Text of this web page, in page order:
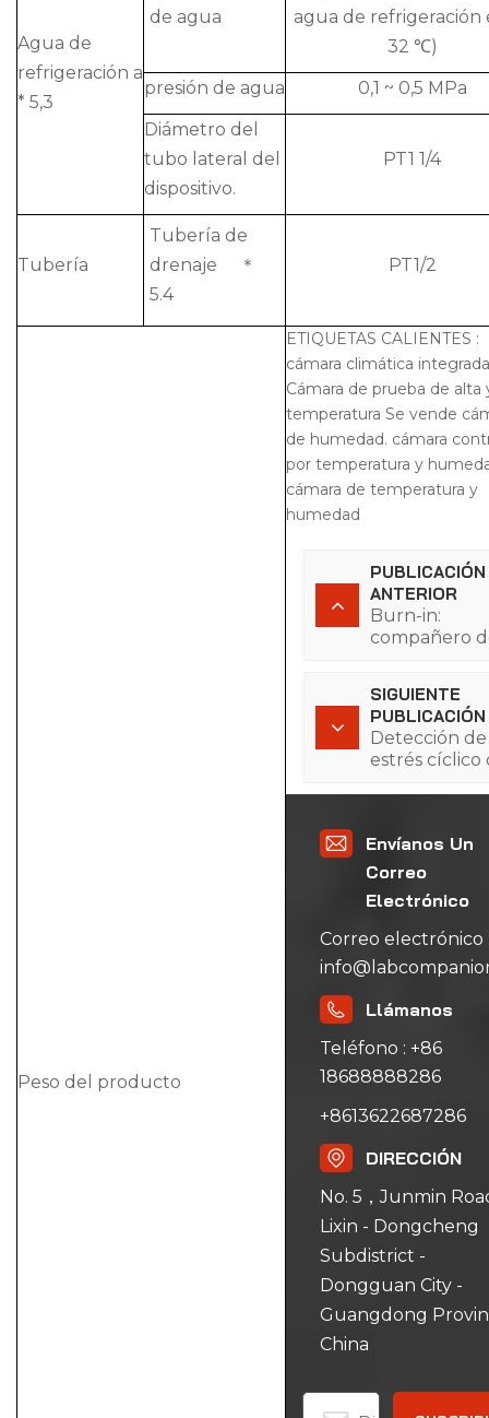
Agua de
refrigeración a
* 5,3
de agua
agua de refrigeración
32 ℃)
presión de agua
0,1 ~ 0,5 MPa
Diámetro del
tubo lateral del
dispositivo.
PT1 1/4
Tubería
Tubería de
drenaje ＊
5.4
PT1/2
Peso del producto
ETIQUETAS CALIENTES :
cámara climática integrada
Cámara de prueba de alta
temperatura Se vende
de humedad. cámara
por temperatura y
cámara de temperatura y
humedad
PUBLICACIÓN
ANTERIOR
Burn-in:
compañero
SIGUIENTE
PUBLICACIÓN
Detección de
estrés cíclico
Envíanos Un
Correo
Electrónico
Correo electrónico
Llámanos
Teléfono : +86
18688888286
+8613622687286
DIRECCIÓN
No. 5，Junmin
Lixin - Dongcheng
Subdistrict -
Dongguan City -
Guangdong
China